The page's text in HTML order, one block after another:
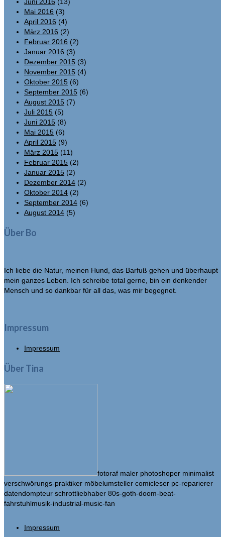
Mai 2016 (3)
April 2016 (4)
März 2016 (2)
Februar 2016 (2)
Januar 2016 (3)
Dezember 2015 (3)
November 2015 (4)
Oktober 2015 (6)
September 2015 (6)
August 2015 (7)
Juli 2015 (5)
Juni 2015 (8)
Mai 2015 (6)
April 2015 (9)
März 2015 (11)
Februar 2015 (2)
Januar 2015 (2)
Dezember 2014 (2)
Oktober 2014 (2)
September 2014 (6)
August 2014 (5)
Über Bo
Ich liebe die Natur, meinen Hund, das Barfuß gehen und überhaupt
mein ganzes Leben. Ich schreibe total gerne, bin ein denkender
Mensch und so dankbar für all das, was mir begegnet.
Impressum
Impressum
Über Tina
fotoraf maler photoshoper minimalist
verschwörungs-praktiker möbelumsteller comicleser pc-reparierer
datendompteur schrottliebhaber 80s-goth-doom-beat-
fahrstuhlmusik-industrial-music-fan
Impressum